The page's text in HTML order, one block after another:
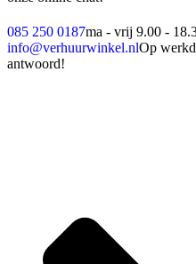
085 250 0187ma - vrij 9.00 -
info@verhuurwinkel.nlOp
antwoord!